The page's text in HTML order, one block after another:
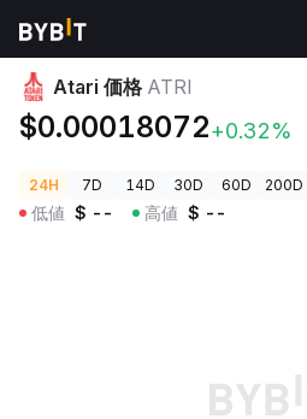
暗号資産価格
Atari 価格 ATRI
$0.00018072+0.32%
24H 7D 14D 30D 60D 200D
低値 $ -- 高値 $ --